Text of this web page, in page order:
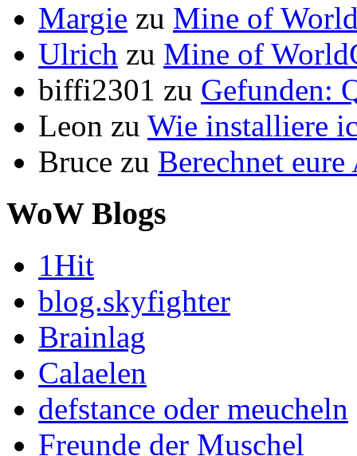
Margie zu Mine of
Ulrich zu Mine of
biffi2301 zu Gefunden:
Leon zu Wie installiere
Bruce zu Berechnet
WoW Blogs
1Hit
blog.skyfighter
Brainlag
Calaelen
defstance oder meucheln
Freunde der Muschel